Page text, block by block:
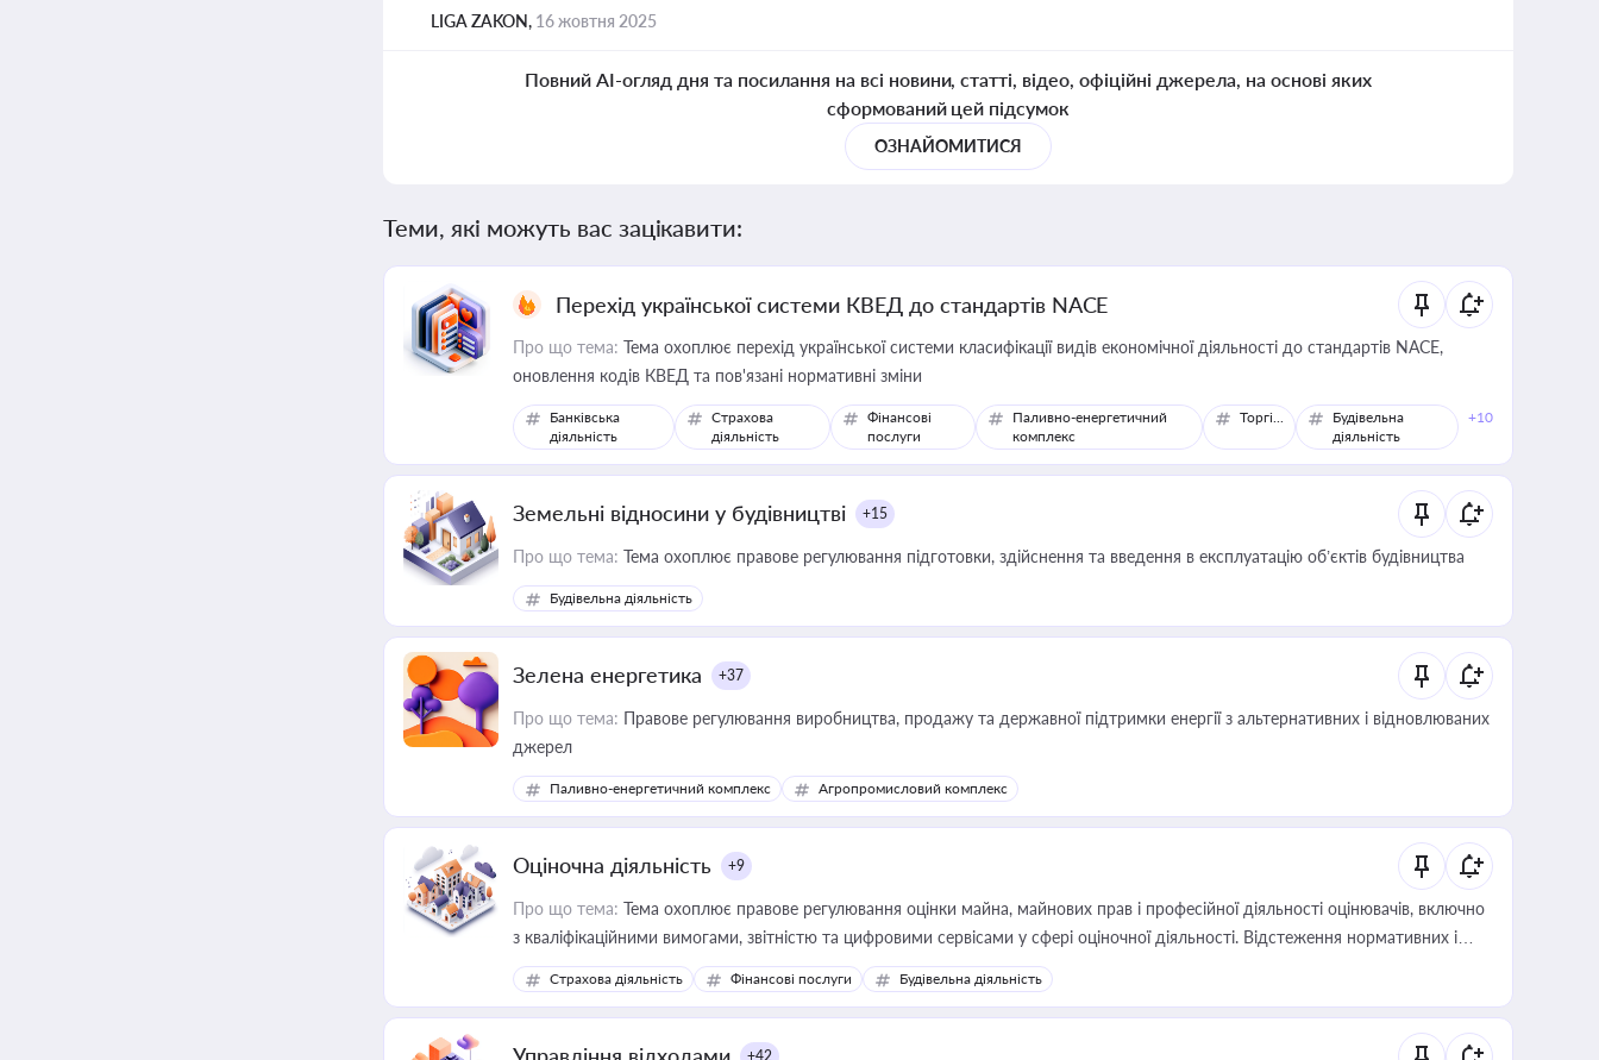
LIGA ZAKON, 16 жовтня 2025
Повний AI-огляд дня та посилання на всі новини, статті, відео, офіційні джерела, на основі яких
сформований цей підсумок
ОЗНАЙОМИТИСЯ
Теми, які можуть вас зацікавити:
Перехід української системи КВЕД до стандартів NACE
Про що тема: Тема охоплює перехід української системи класифікації видів економічної діяльності до стандартів NACE,
оновлення кодів КВЕД та пов'язані нормативні зміни
Банківська
діяльність
Страхова
діяльність
Фінансові
послуги
Паливно-енергетичний
комплекс
Торгівля
Будівельна
діяльність
+10
Земельні відносини у будівництві +15
Про що тема: Тема охоплює правове регулювання підготовки, здійснення та введення в експлуатацію об’єктів будівництва
Будівельна діяльність
Зелена енергетика +37
Про що тема: Правове регулювання виробництва, продажу та державної підтримки енергії з альтернативних і відновлюваних
джерел
Паливно-енергетичний комплекс Агропромисловий комплекс
Оціночна діяльність +9
Про що тема: Тема охоплює правове регулювання оцінки майна, майнових прав і професійної діяльності оцінювачів, включно
з кваліфікаційними вимогами, звітністю та цифровими сервісами у сфері оціночної діяльності. Відстеження нормативних і
медійних змін у цій сфері корисне для власника бізнесу, керівника, юриста або бухгалтера під час оподаткування,
приватизації, оренди державного майна, корпоративних угод і перевірки статусу суб'єктів оціночної діяльності
Страхова діяльність Фінансові послуги Будівельна діяльність
+42